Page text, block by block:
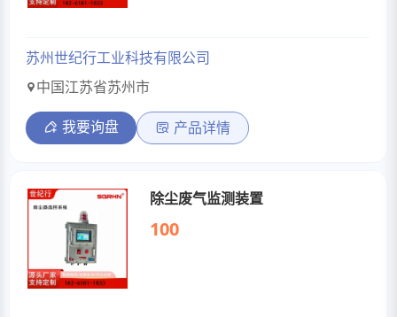
苏州世纪行工业科技有限公司
中国江苏省苏州市
我要询盘 产品详情
除尘废气监测装置
100